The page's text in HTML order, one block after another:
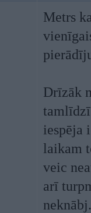
Metrs
Drīzāk
iespēja
laikam
veic
arī